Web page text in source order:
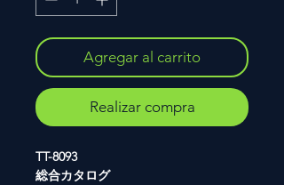
Agregar al carrito
Realizar compra
TT-8093
総合カタログ